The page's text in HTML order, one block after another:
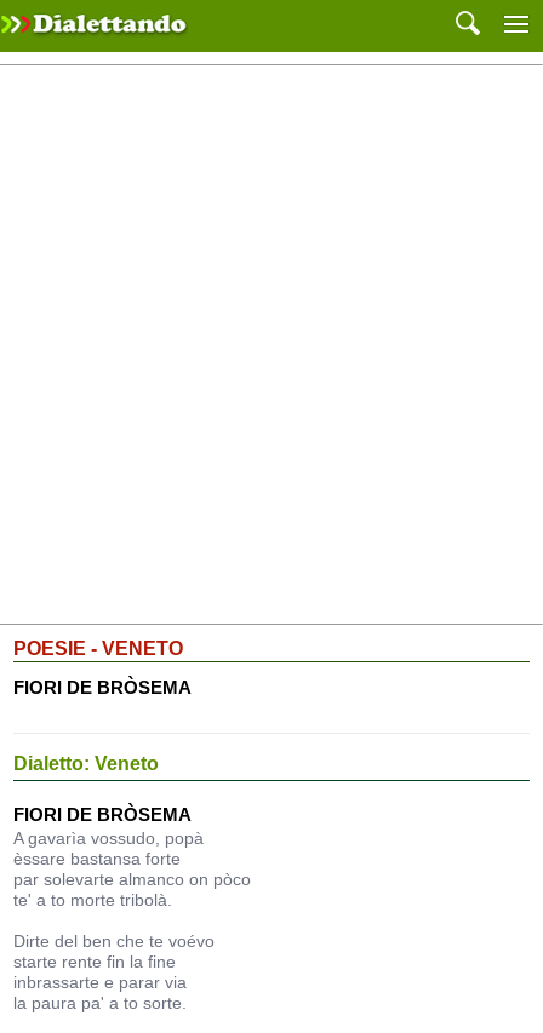
POESIE - VENETO
FIORI DE BRÒSEMA
Dialetto: Veneto
FIORI DE BRÒSEMA
A gavarìa vossudo, popà
èssare bastansa forte
par solevarte almanco on pòco
te' a to morte tribolà.
Dirte del ben che te voévo
starte rente fin la fine
inbrassarte e parar via
la paura pa' a to sorte.